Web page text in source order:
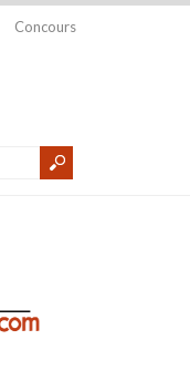
Concours